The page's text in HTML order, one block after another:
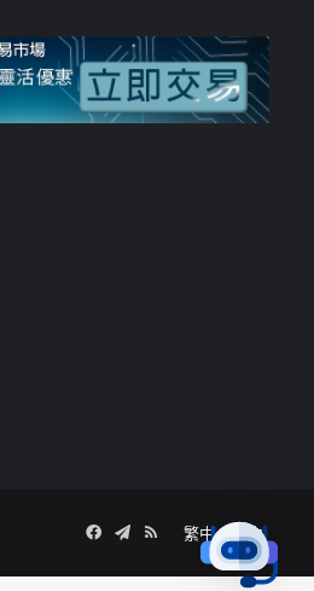
繁中 簡中
Facebook
Telegram
RSS